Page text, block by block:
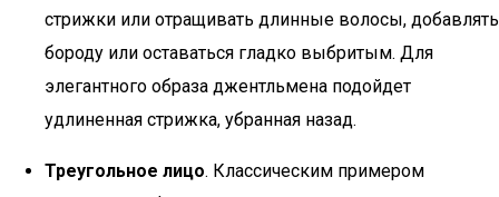
стрижки или отращивать длинные волосы, добавлять
бороду или оставаться гладко выбритым. Для
элегантного образа джентльмена подойдет
удлиненная стрижка, убранная назад.
Треугольное лицо. Классическим примером